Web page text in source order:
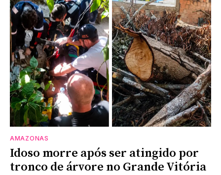
AMAZONAS
Idoso morre após ser atingido por
tronco de árvore no Grande Vitória